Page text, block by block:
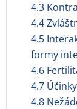
4.3
4.4
4.5
formy
4.6
4.7
4.8